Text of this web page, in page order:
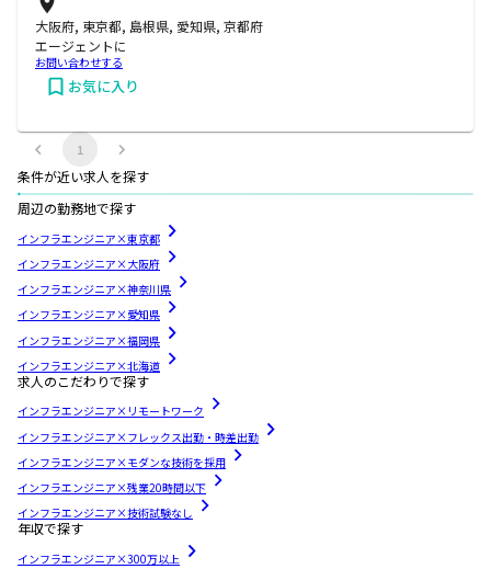
大阪府, 東京都, 島根県, 愛知県, 京都府
エージェントに
お問い合わせする
お気に入り
1
条件が近い求人を探す
周辺の勤務地で探す
インフラエンジニア×東京都
インフラエンジニア×大阪府
インフラエンジニア×神奈川県
インフラエンジニア×愛知県
インフラエンジニア×福岡県
インフラエンジニア×北海道
求人のこだわりで探す
インフラエンジニア×リモートワーク
インフラエンジニア×フレックス出勤・時差出勤
インフラエンジニア×モダンな技術を採用
インフラエンジニア×残業20時間以下
インフラエンジニア×技術試験なし
年収で探す
インフラエンジニア×300万以上